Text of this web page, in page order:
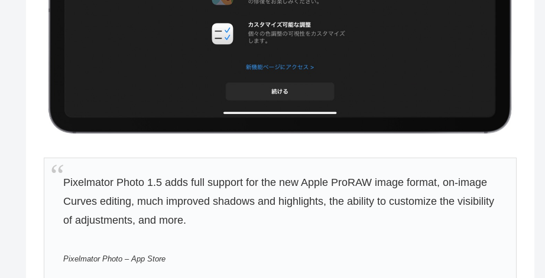
Pixelmator Photo 1.5 adds full support for the new Apple ProRAW image format, on-image
Curves editing, much improved shadows and highlights, the ability to customize the visibility
of adjustments, and more.
Pixelmator Photo – App Store